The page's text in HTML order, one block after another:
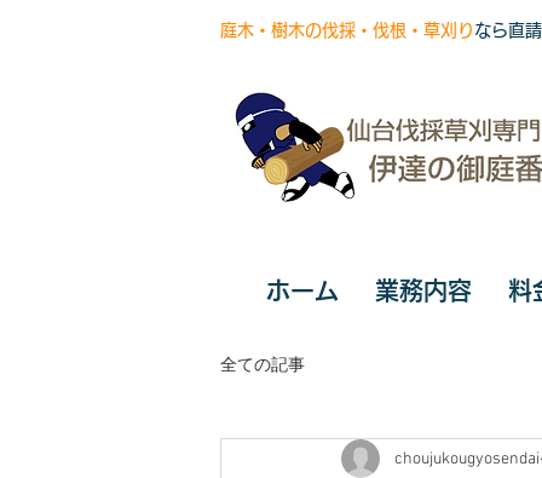
庭木・樹木の伐採・伐根・草刈り なら直
ホーム 業務内容 料
全ての記事
choujukougyosendai